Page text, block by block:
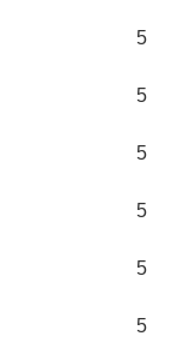
5
5
5
5
5
5